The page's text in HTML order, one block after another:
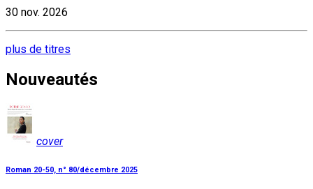
30 nov. 2026
plus de titres
Nouveautés
cover
Roman 20-50, n° 80/décembre 2025